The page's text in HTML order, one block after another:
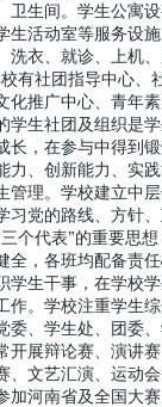
卫生间。学生公寓
生活动室等服务设
洗衣、就诊、上机
有社团指导中心、
化推广中心、青年
学生社团及组织是
长，在参与中得到
力、创新能力、实
管理。学校建立中
习党的路线、方针
个代表”的重要思
全，各班均配备责
学生干事，在学校
作。学校注重学生
委、学生处、团委
开展辩论赛、演讲
、文艺汇演、运动
加河南省及全国大